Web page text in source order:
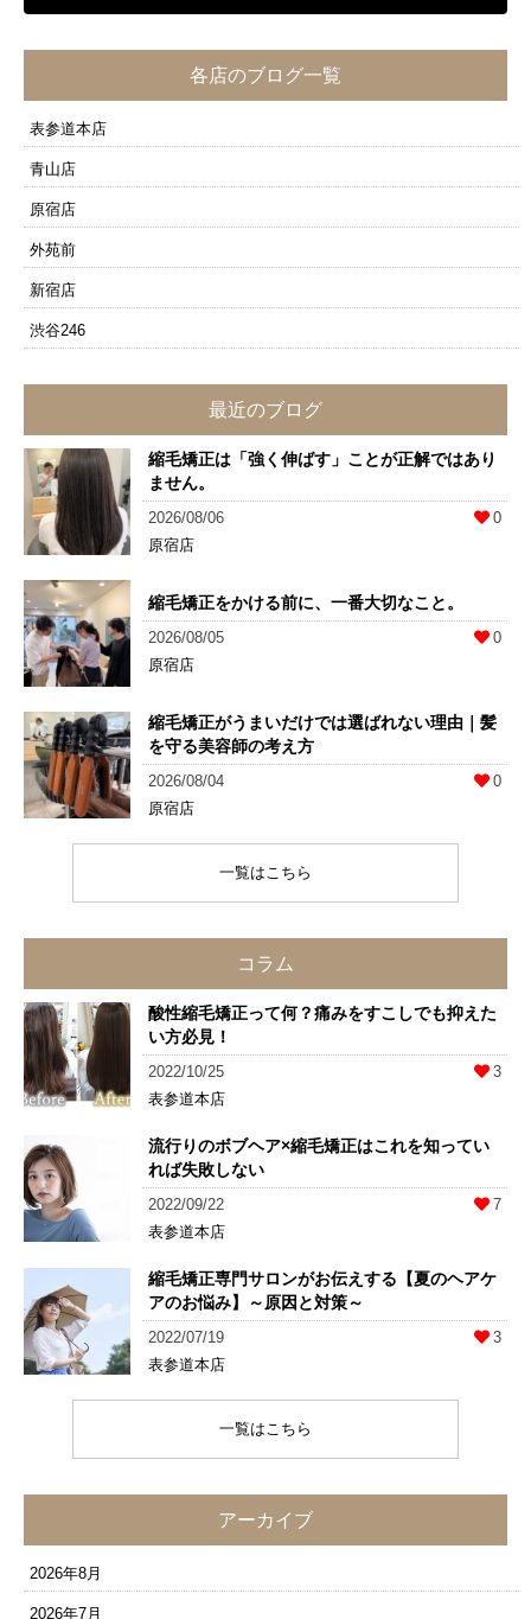
各店のブログ一覧
表参道本店
青山店
原宿店
外苑前
新宿店
渋谷246
最近のブログ
縮毛矯正は「強く伸ばす」ことが正解ではあり
ません。
2026/08/06
0
原宿店
縮毛矯正をかける前に、一番大切なこと。
2026/08/05
0
原宿店
縮毛矯正がうまいだけでは選ばれない理由｜髪
を守る美容師の考え方
2026/08/04
0
原宿店
一覧はこちら
コラム
酸性縮毛矯正って何？痛みをすこしでも抑えた
い方必見！
2022/10/25
3
表参道本店
流行りのボブヘア×縮毛矯正はこれを知ってい
れば失敗しない
2022/09/22
7
表参道本店
縮毛矯正専門サロンがお伝えする【夏のヘアケ
アのお悩み】～原因と対策～
2022/07/19
3
表参道本店
一覧はこちら
アーカイブ
2026年8月
2026年7月